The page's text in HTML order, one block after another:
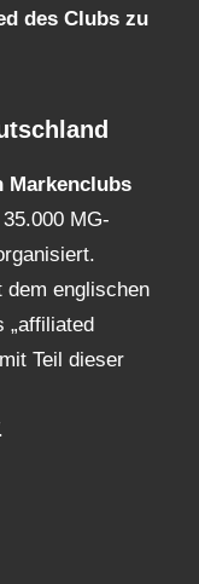
des Clubs zu
Markenclubs
MG-
dem englischen
„affiliated
Teil dieser